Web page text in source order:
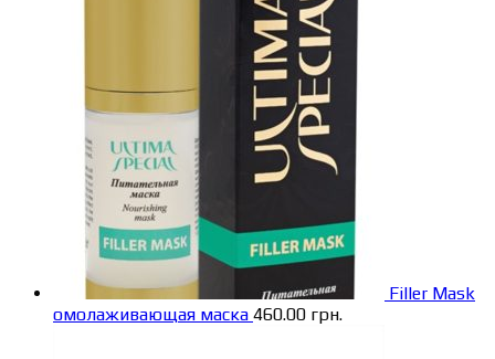
Filler Mask
омолаживающая маска 460.00 грн.